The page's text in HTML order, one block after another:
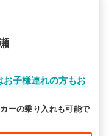
お子様連れの方もお
ーの乗り入れも可能で